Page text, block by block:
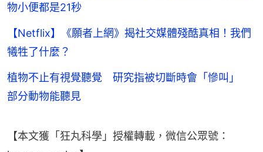
物小便都是21秒
【Netflix】《願者上網》揭社交媒體殘酷真相！我們
犧牲了什麼？
植物不止有視覺聽覺 研究指被切斷時會「慘叫」
部分動物能聽見
【本文獲「狂丸科學」授權轉載，微信公眾號：